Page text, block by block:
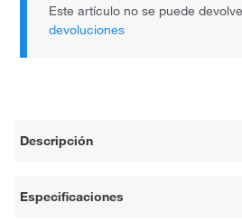
Este artículo no se puede
devoluciones
Descripción
Especificaciones